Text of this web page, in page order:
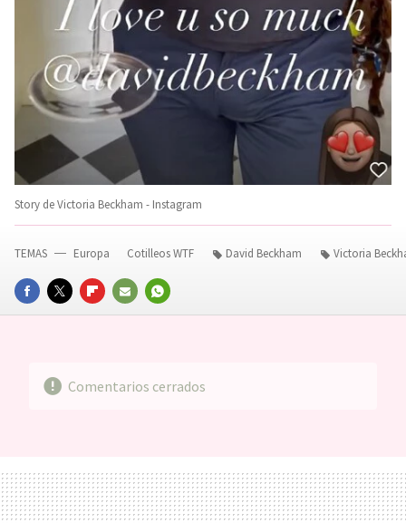
Story de Victoria Beckham - Instagram
FACEBOOKTWITTERFLIPBOARD
E-
WHATSAPP
TEMAS Europa Cotilleos WTF David Beckham Victoria
Comentarios cerrados